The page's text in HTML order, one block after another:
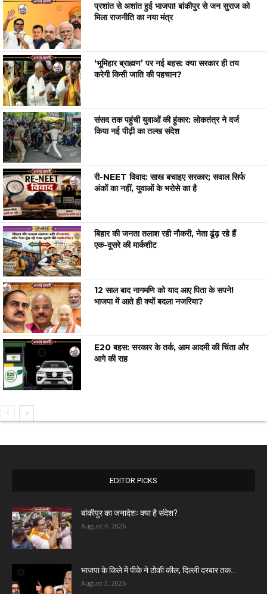
प्रशांत से अशांत हुई भाजपा! बांकीपुर से जन सुराज को
मिला राजनीति का नया मंत्र
‘भूमिहार ब्राह्मण’ पर नई बहस: क्या सरकार ही तय
करेगी किसी जाति की पहचान?
संसद तक पहुंची युवाओं की हुंकार: लोकतंत्र ने दर्ज
किया नई पीढ़ी का तल्ख संदेश
री-NEET विवाद: साख बचाइए सरकार; सवाल सिर्फ
अंकों का नहीं, युवाओं के भरोसे का है
बिहार की जनता तलाश रही नौकरी, नेता ढूंढ़ रहे हैं
एक-दूसरे की मार्कशीट
12 साल बाद नागमणि को याद आए पिता के सपने!
भाजपा में आते ही क्यों बदला नजरिया?
E20 बहस: सरकार के तर्क, आम आदमी की चिंता और
आगे की राह
EDITOR PICKS
बांकीपुर का जनादेशः क्या है संदेश?
August 4, 2026
भाजपा के किले में पीके ने ठोकी कील, दिल्ली दरबार तक...
August 3, 2026